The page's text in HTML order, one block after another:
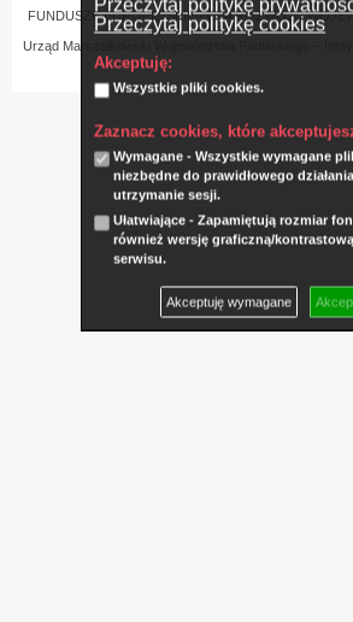
Przeczytaj politykę
Przeczytaj politykę cookies
Akceptuję:
Wszystkie pliki cookies.
Zaznacz cookies, które
Wymagane - Wszystkie wymagane
niezbędne do prawidłowego
utrzymanie sesji.
Ułatwiające - Zapamiętują rozmiar
również wersję graficzną/
serwisu.
Akceptuję wymagane
FUNDUSZE EUROPEJSKIE - DLA ROZWOJU
Urząd Marszałkowski Województwa Podlaskiego –